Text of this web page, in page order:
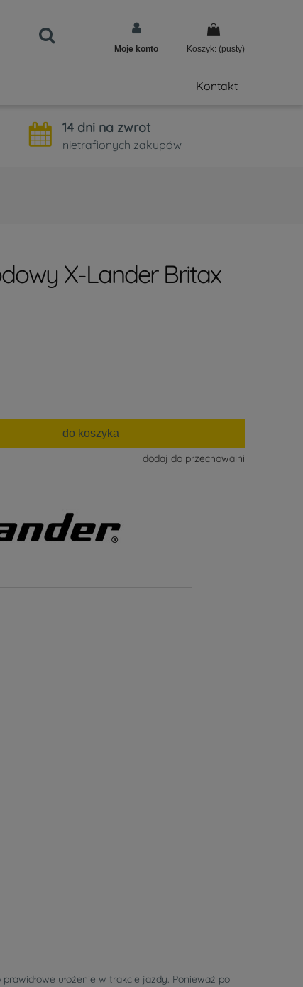
Koszyk: (pusty)
Moje konto
Kontakt
14 dni na zwrot
nietrafionych zakupów
X-Lander Britax
do koszyka
dodaj do przechowalni
ułożenie w trakcie jazdy. Ponieważ po